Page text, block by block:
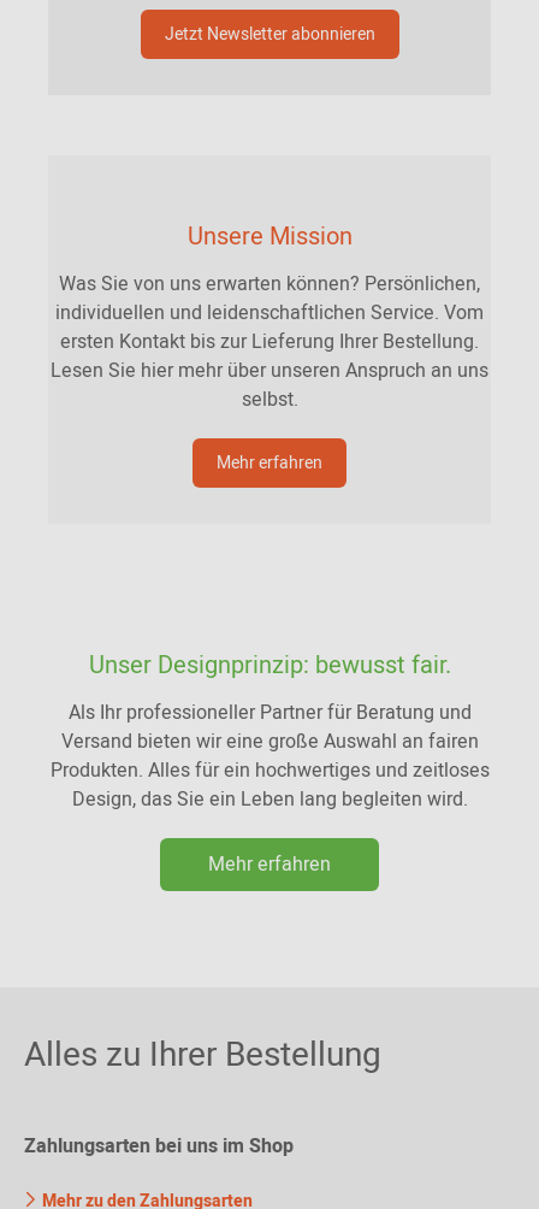
Jetzt Newsletter abonnieren
Unsere Mission
Was Sie von uns erwarten können? Persönlichen,
individuellen und leidenschaftlichen Service. Vom
ersten Kontakt bis zur Lieferung Ihrer Bestellung.
Lesen Sie hier mehr über unseren Anspruch an uns
selbst.
Mehr erfahren
Unser Designprinzip: bewusst fair.
Als Ihr professioneller Partner für Beratung und
Versand bieten wir eine große Auswahl an fairen
Produkten. Alles für ein hochwertiges und zeitloses
Design, das Sie ein Leben lang begleiten wird.
Mehr erfahren
Alles zu Ihrer Bestellung
Zahlungsarten bei uns im Shop
Mehr zu den Zahlungsarten